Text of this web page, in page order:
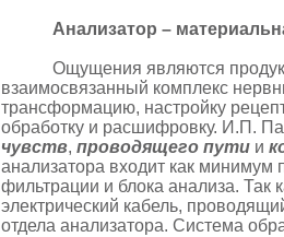
Анализатор –
Ощущения являются
взаимосвязанный комплекс
трансформацию, настройку
обработку и расшифровку. И.П.
чувств, проводящего пути и
анализатора входит как минимум
фильтрации и блока анализа. Так
электрический кабель,
отдела анализатора. Система